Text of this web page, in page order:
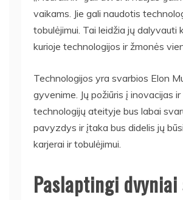
vaikams. Jie gali naudotis
tobulėjimui. Tai leidžia jų dalyvauti
kurioje technologijos ir žmonės
Technologijos yra svarbios Elon
gyvenime. Jų požiūris į inovacijas
technologijų ateityje bus labai
pavyzdys ir įtaka bus didelis jų
karjerai ir tobulėjimui.
Paslaptingi dvyniai